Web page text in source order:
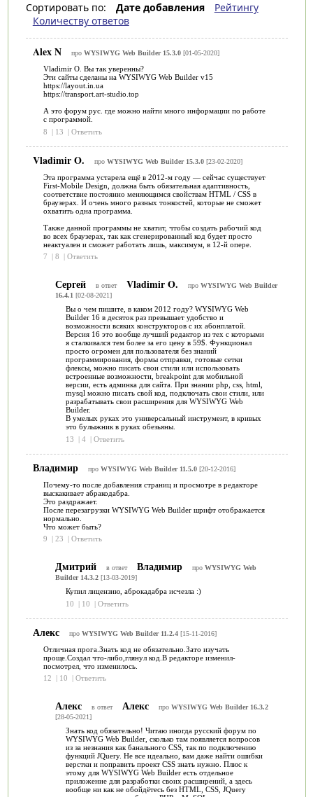
Сортировать по: Дате добавления
Рейтингу
Количеству ответов
Alex N про WYSIWYG Web Builder 15.3.0[01-05-2020]
Vladimir O. Вы так уверенны?
Эти сайты сделаны на WYSIWYG Web Builder v15
https://layout.in.ua
https://transport.art-studio.top
А это форум рус. где можно найти много информации по работе
с программой.
8
| 13 | Ответить
Vladimir O. про WYSIWYG Web Builder 15.3.0[23-02-2020]
Эта программа устарела ещё в 2012-м году — сейчас существует
First-Mobile Design, должна быть обязательная адаптивность,
соответствие постоянно меняющимся свойствам HTML / CSS в
браузерах. И очень много разных тонкостей, которые не сможет
охватить одна программа.
Также данной программы не хватит, чтобы создать рабочий код
во всех браузерах, так как сгенерированный код будет просто
неактуален и сможет работать лишь, максимум, в 12-й опере.
7
| 8 | Ответить
Сергей в ответ Vladimir O. про WYSIWYG Web Builder
16.4.1 [02-08-2021]
Вы о чем пишите, в каком 2012 году? WYSIWYG Web
Builder 16 в десяток раз превышает удобство и
возможности всяких конструкторов с их абонплатой.
Версия 16 это вообще лучший редактор из тех с которыми
я сталкивался тем более за его цену в 59$. Функционал
просто огромен для пользователя без знаний
программирования, формы отправки, готовые сетки
флексы, можно писать свои стили или использовать
встроенные возможности, breakpoint для мобильной
версии, есть админка для сайта. При знании php, css, html,
mysql можно писать свой код, подключать свои стили, или
разрабатывать свои расширения для WYSIWYG Web
Builder.
В умелых руках это универсальный инструмент, в кривых
это булыжник в руках обезьяны.
13
| 4 | Ответить
Владимир про WYSIWYG Web Builder 11.5.0[20-12-2016]
Почему-то после добавления страниц и просмотре в редакторе
выскакивает абракодабра.
Это раздражает.
После перезагрузки WYSIWYG Web Builder шрифт отображается
нормально.
Что может быть?
9
| 23 | Ответить
Дмитрий в ответ Владимир про WYSIWYG Web
Builder 14.3.2[13-03-2019]
Купил лицензию, аброкадабра исчезла :)
10
| 10 | Ответить
Алекс про WYSIWYG Web Builder 11.2.4[15-11-2016]
Отличная прога.Знать код не обязательно.Зато изучать
проще.Создал что-либо,глянул код.В редакторе изменил-
посмотрел, что изменилось.
12
| 10 | Ответить
Алекс в ответ Алекс про WYSIWYG Web Builder 16.3.2
[28-05-2021]
Знать код обязательно! Читаю иногда русский форум по
WYSIWYG Web Builder, сколько там появляется вопросов
из за незнания как банального CSS, так по подключению
функций JQuery. Не все идеально, вам даже найти ошибки
верстки и поправить проект CSS знать нужно. Плюс к
этому для WYSIWYG Web Builder есть отдельное
приложение для разработки своих расширений, а здесь
вообще ни как не обойдётесь без HTML, CSS, JQuery